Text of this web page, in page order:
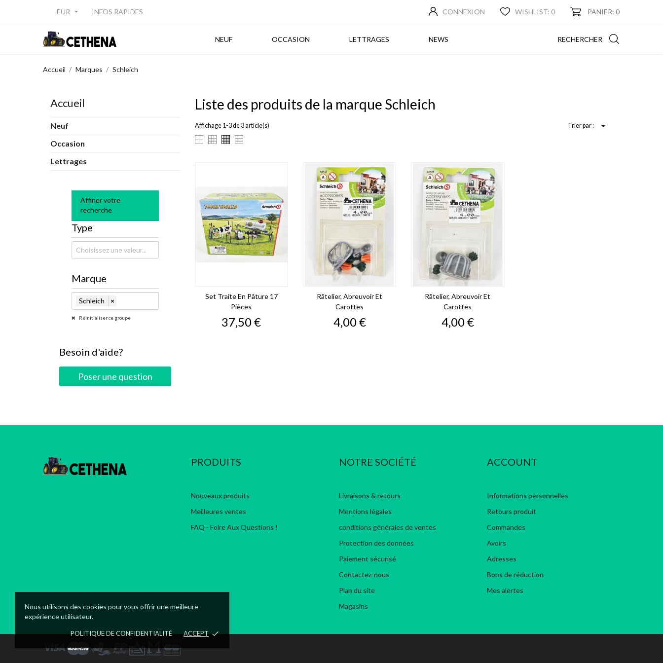
Nous utilisons des cookies pour vous offrir une meilleure
expérience utilisateur.
POLITIQUE DE CONFIDENTIALITÉ ACCEPT done
EUR  INFOS RAPIDES CONNEXION WISHLIST: 0 PANIER: 0
NEUF OCCASION LETTRAGES NEWS RECHERCHER
Accueil Marques Schleich
Accueil
Neuf
Occasion
Lettrages
Affiner votre
recherche
Type
Marque
Schleich ×
Réinitialiser ce groupe
Besoin d'aide?
Poser une question
Liste des produits de la marque Schleich
Affichage 1-3 de 3 article(s) Trier par : 
Set Traite En Pâture 17
Pièces
Prix
37,50 €
Râtelier, Abreuvoir Et
Carottes
Prix
4,00 €
Râtelier, Abreuvoir Et
Carottes
Prix
4,00 €
PRODUITS
Nouveaux produits
Meilleures ventes
FAQ - Foire Aux Questions !
NOTRE SOCIÉTÉ
Livraisons & retours
Mentions légales
conditions générales de ventes
Protection des données
Paiement sécurisé
Contactez-nous
Plan du site
Magasins
ACCOUNT
Informations personnelles
Retours produit
Commandes
Avoirs
Adresses
Bons de réduction
Mes alertes